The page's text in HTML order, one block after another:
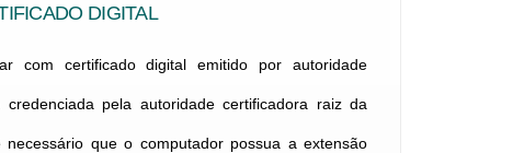
DIGITAL
com certificado digital emitido por autoridade
credenciada pela autoridade certificadora raiz da
necessário que o computador possua a extensão